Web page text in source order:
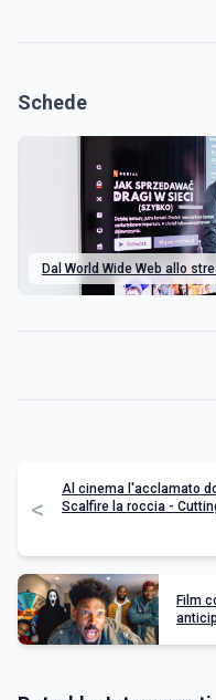
Schede
Dal World Wide Web allo
<
Al cinema l'acclamato
Scalfire la roccia -
Film